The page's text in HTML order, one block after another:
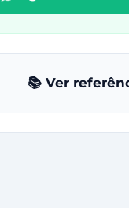
📚 Ver